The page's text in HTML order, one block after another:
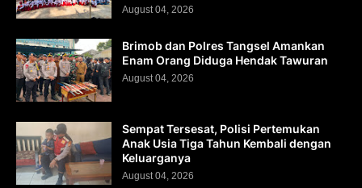
August 04, 2026
Brimob dan Polres Tangsel Amankan
Enam Orang Diduga Hendak Tawuran
August 04, 2026
Sempat Tersesat, Polisi Pertemukan
Anak Usia Tiga Tahun Kembali dengan
Keluarganya
August 04, 2026